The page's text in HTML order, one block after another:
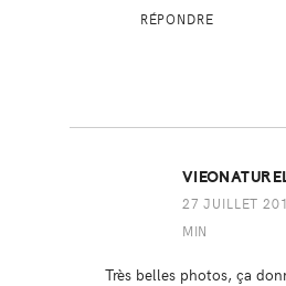
RÉPONDRE
27 JUILLET
MIN
Très belles photos, ça